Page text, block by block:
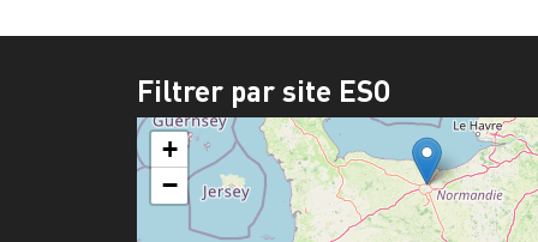
Filtrer par site ESO
+
−